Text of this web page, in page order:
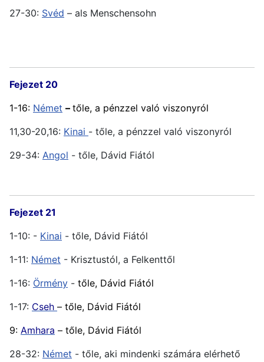
27-30: Svéd – als Menschensohn
Fejezet 20
1-16: Német – tőle, a pénzzel való viszonyról
11,30-20,16: Kinai - tőle, a pénzzel való viszonyról
29-34: Angol - tőle, Dávid Fiától
Fejezet 21
1-10: - Kinai - tőle, Dávid Fiától
1-11: Német - Krisztustól, a Felkenttől
1-16: Örmény - tőle, Dávid Fiától
1-17: Cseh – tőle, Dávid Fiától
9: Amhara – tőle, Dávid Fiától
28-32: Német - tőle, aki mindenki számára elérhető